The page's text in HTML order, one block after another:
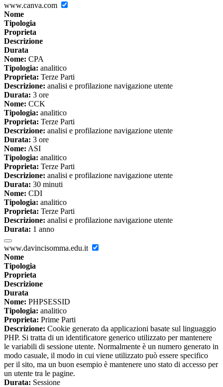
www.canva.com
Nome
Tipologia
Proprieta
Descrizione
Durata
Nome: CPA
Tipologia: analitico
Proprieta: Terze Parti
Descrizione: analisi e profilazione navigazione utente
Durata: 3 ore
Nome: CCK
Tipologia: analitico
Proprieta: Terze Parti
Descrizione: analisi e profilazione navigazione utente
Durata: 3 ore
Nome: ASI
Tipologia: analitico
Proprieta: Terze Parti
Descrizione: analisi e profilazione navigazione utente
Durata: 30 minuti
Nome: CDI
Tipologia: analitico
Proprieta: Terze Parti
Descrizione: analisi e profilazione navigazione utente
Durata: 1 anno
www.davincisomma.edu.it
Nome
Tipologia
Proprieta
Descrizione
Durata
Nome: PHPSESSID
Tipologia: analitico
Proprieta: Prime Parti
Descrizione: Cookie generato da applicazioni basate sul linguaggio
PHP. Si tratta di un identificatore generico utilizzato per mantenere
le variabili di sessione utente. Normalmente è un numero generato in
modo casuale, il modo in cui viene utilizzato può essere specifico
per il sito, ma un buon esempio è mantenere uno stato di accesso per
un utente tra le pagine.
Durata: Sessione